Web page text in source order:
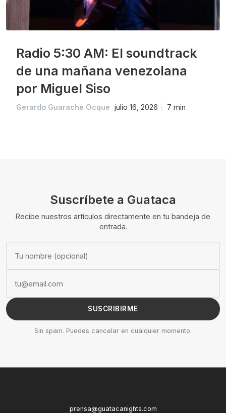
Radio 5:30 AM: El soundtrack
de una mañana venezolana
por Miguel Siso
Gerardo Guarache Ocque julio 16, 2026 7 min
Suscríbete a Guataca
Recibe nuestros artículos directamente en tu bandeja de
entrada.
SUSCRIBIRME
Sin spam. Puedes cancelar en cualquier momento.
prensa@guatacanights.com